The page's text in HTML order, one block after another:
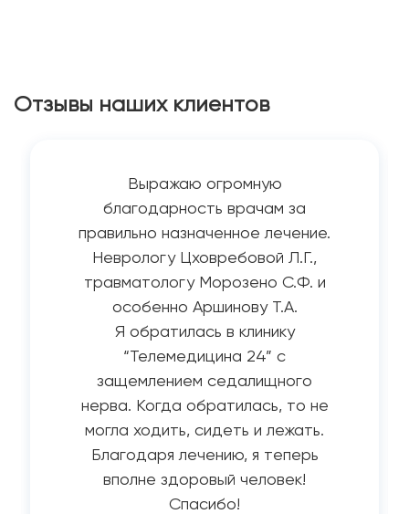
Отзывы наших клиентов
Выражаю огромную
благодарность врачам за
правильно назначенное лечение.
Неврологу Цховребовой Л.Г.,
травматологу Морозено С.Ф. и
особенно Аршинову Т.А.
Я обратилась в клинику
“Телемедицина 24” с
защемлением седалищного
нерва. Когда обратилась, то не
могла ходить, сидеть и лежать.
Благодаря лечению, я теперь
вполне здоровый человек!
Спасибо!